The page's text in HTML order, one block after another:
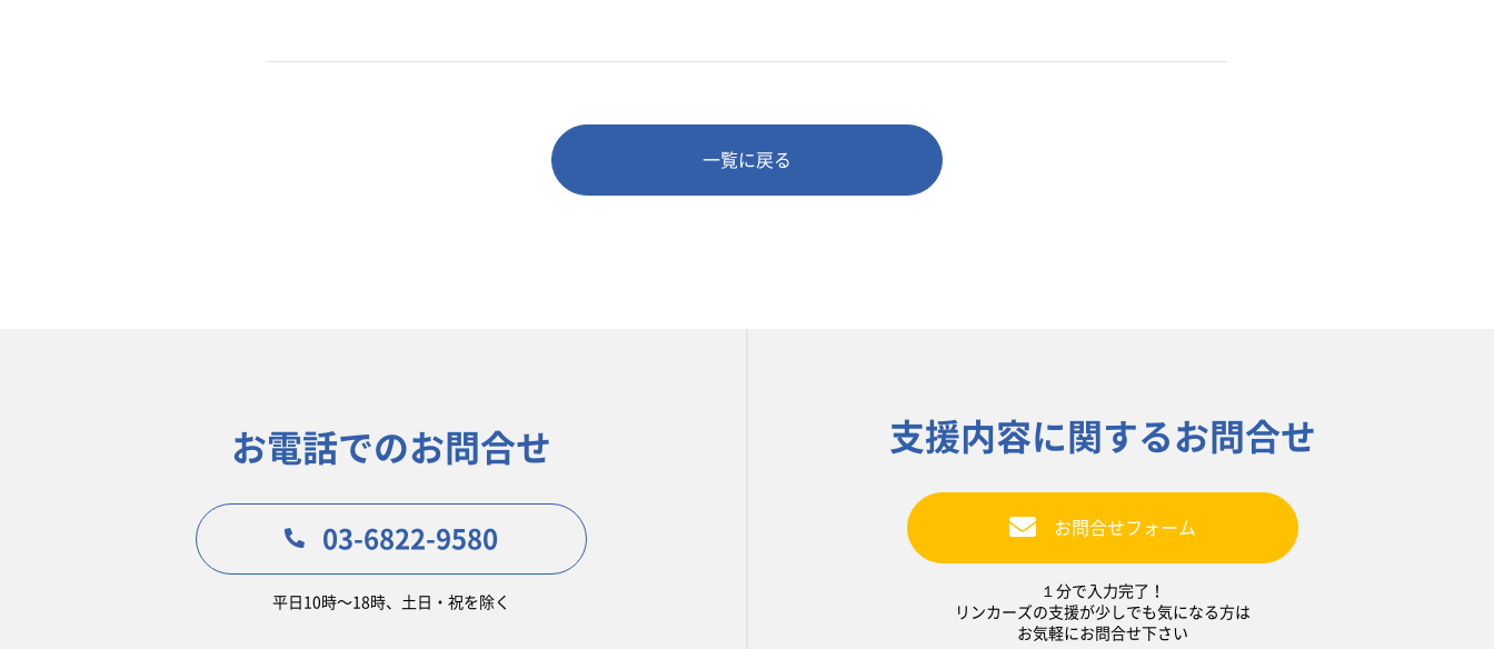
一覧に戻る
お電話でのお問合せ
03-6822-9580
平日10時〜18時、土日・祝を除く
支援内容に関するお問合せ
お問合せフォーム
１分で入力完了！
リンカーズの支援が少しでも気になる方は
お気軽にお問合せ下さい